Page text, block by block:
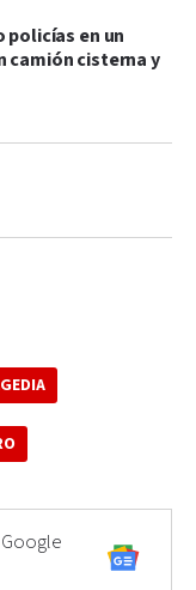
policías en un
camión cisterna y